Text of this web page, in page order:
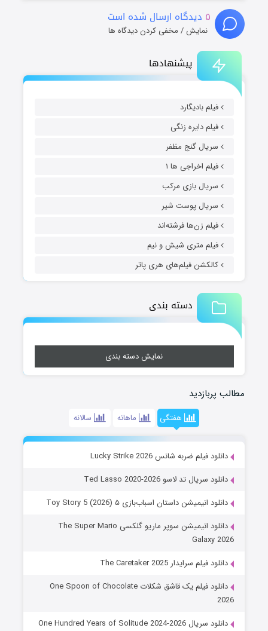
پیشنهادها
فیلم بادیگارد
فیلم دایره زنگی
سریال گنج مظفر
فیلم اخراجی ها ۱
سریال بازی مرکب
سریال پوست شیر
فیلم زن‌ها فرشته‌اند
فیلم متری شیش و نیم
کالکشن فیلم‌های هری پاتر
دسته بندی
نمایش دسته بندی
مطالب پربازدید
هفتگی ماهانه سالانه
دانلود فیلم ضربه شانس Lucky Strike 2026
دانلود سریال تد لاسو Ted Lasso 2020-2026
دانلود انیمیشن داستان اسباب‌بازی ۵ Toy Story 5 (2026)
دانلود انیمیشن سوپر ماریو گلکسی The Super Mario
Galaxy 2026
دانلود فیلم سرایدار The Caretaker 2025
دانلود فیلم یک قاشق شکلات One Spoon of Chocolate
2026
دانلود سریال One Hundred Years of Solitude 2024-2026
۵ دیدگاه ارسال شده است
نمایش / مخفی کردن دیدگاه ها